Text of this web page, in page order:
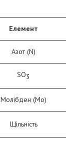
Елемент
Азот (N)
SO3
Молібден (Мо)
Щільність